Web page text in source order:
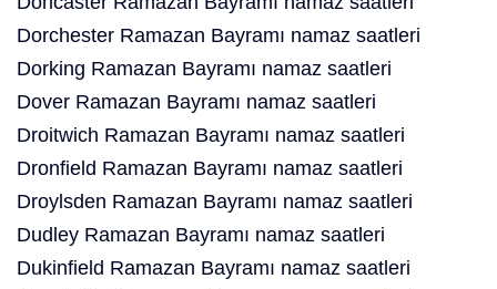
Dorchester Ramazan Bayramı namaz saatleri
Dorking Ramazan Bayramı namaz saatleri
Dover Ramazan Bayramı namaz saatleri
Droitwich Ramazan Bayramı namaz saatleri
Dronfield Ramazan Bayramı namaz saatleri
Droylsden Ramazan Bayramı namaz saatleri
Dudley Ramazan Bayramı namaz saatleri
Dukinfield Ramazan Bayramı namaz saatleri